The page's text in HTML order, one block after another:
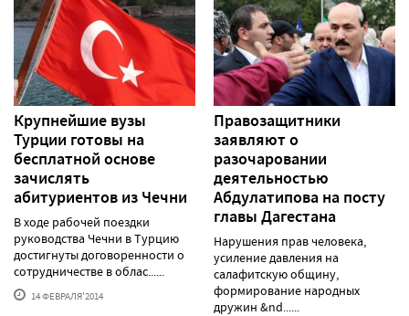
Крупнейшие вузы
Турции готовы на
бесплатной основе
зачислять
абитуриентов из Чечни
В ходе рабочей поездки
руководства Чечни в Турцию
достигнуты договоренности о
сотрудничестве в облас......
14 ФЕВРАЛЯ'2014
Правозащитники
заявляют о
разочаровании
деятельностью
Абдулатипова на посту
главы Дагестана
Нарушения прав человека,
усиление давления на
салафитскую общину,
формирование народных
дружин &nd......